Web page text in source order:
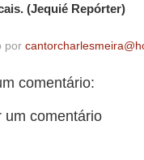
(Jequié Repórter)
por
comentário:
um comentário